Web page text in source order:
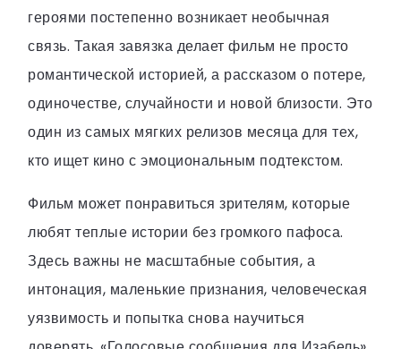
героями постепенно возникает необычная
связь. Такая завязка делает фильм не просто
романтической историей, а рассказом о потере,
одиночестве, случайности и новой близости. Это
один из самых мягких релизов месяца для тех,
кто ищет кино с эмоциональным подтекстом.
Фильм может понравиться зрителям, которые
любят теплые истории без громкого пафоса.
Здесь важны не масштабные события, а
интонация, маленькие признания, человеческая
уязвимость и попытка снова научиться